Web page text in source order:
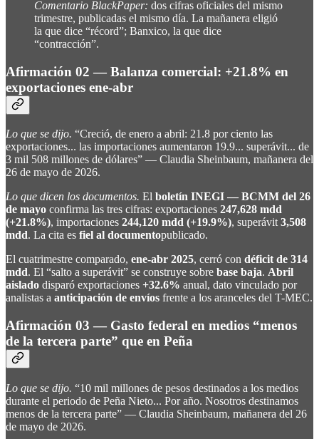
Comentario BlackPaper: dos cifras oficiales del mismo
trimestre, publicadas el mismo día. La mañanera eligió
la que dice “récord”; Banxico, la que dice
“contracción”.
Afirmación 02 — Balanza comercial: +21.8% en
exportaciones ene-abr
Lo que se dijo. “Creció, de enero a abril: 21.8 por ciento las
exportaciones... las importaciones aumentaron 19.9... superávit... de
3 mil 508 millones de dólares” — Claudia Sheinbaum, mañanera del
26 de mayo de 2026.
Lo que dicen los documentos. El boletín INEGI — BCMM del 26
de mayo confirma las tres cifras: exportaciones 247,628 mdd
(+21.8%), importaciones 244,120 mdd (+19.9%), superávit3,508
mdd. La cita es fiel al documentopublicado.
El cuatrimestre comparado, ene-abr 2025, cerró con déficit de 314
mdd. El “salto a superávit” se construye sobre base baja. Abril
aislado disparó exportaciones +32.6% anual, dato vinculado por
analistas a anticipación de envíos frente a los aranceles del T-MEC.
Afirmación 03 — Gasto federal en medios “menos
de la tercera parte” que en Peña
Lo que se dijo. “10 mil millones de pesos destinados a los medios
durante el periodo de Peña Nieto... Por año. Nosotros destinamos
menos de la tercera parte” — Claudia Sheinbaum, mañanera del 26
de mayo de 2026.